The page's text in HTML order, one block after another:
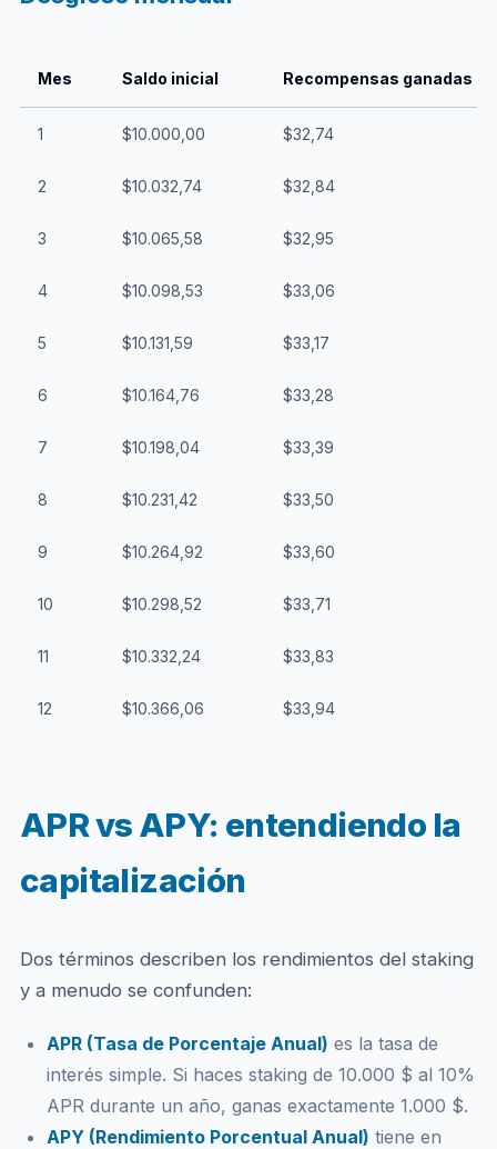
Mes Saldo inicial Recompensas ganadas
1 $10.000,00 $32,74
2 $10.032,74 $32,84
3 $10.065,58 $32,95
4 $10.098,53 $33,06
5 $10.131,59 $33,17
6 $10.164,76 $33,28
7 $10.198,04 $33,39
8 $10.231,42 $33,50
9 $10.264,92 $33,60
10 $10.298,52 $33,71
11 $10.332,24 $33,83
12 $10.366,06 $33,94
APR vs APY: entendiendo la
capitalización
Dos términos describen los rendimientos del staking
y a menudo se confunden:
APR (Tasa de Porcentaje Anual) es la tasa de
interés simple. Si haces staking de 10.000 $ al 10%
APR durante un año, ganas exactamente 1.000 $.
APY (Rendimiento Porcentual Anual) tiene en